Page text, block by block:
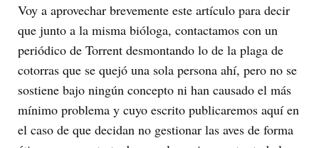
Voy a aprovechar brevemente este artículo para decir
que junto a la misma bióloga, contactamos con un
periódico de Torrent desmontando lo de la plaga de
cotorras que se quejó una sola persona ahí, pero no se
sostiene bajo ningún concepto ni han causado el más
mínimo problema y cuyo escrito publicaremos aquí en
el caso de que decidan no gestionar las aves de forma